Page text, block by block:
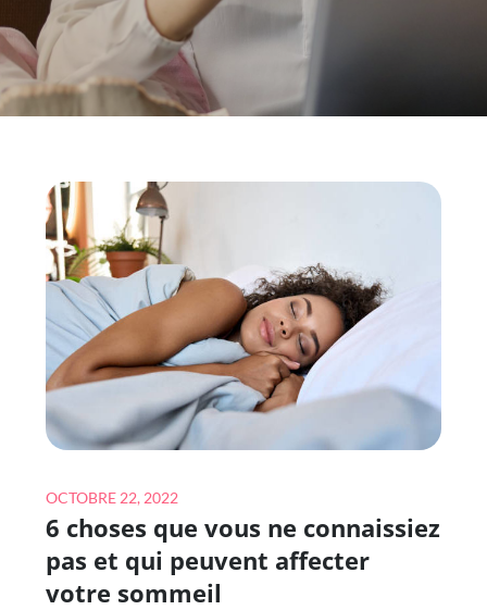
Posted
on
OCTOBRE 22, 2022
6 choses que vous ne connaissiez
pas et qui peuvent affecter
votre sommeil